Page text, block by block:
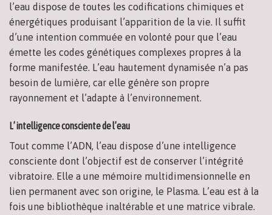
l’eau dispose de toutes les codifications chimiques et
énergétiques produisant l’apparition de la vie. Il suffit
d’une intention commuée en volonté pour que l’eau
émette les codes génétiques complexes propres à la
forme manifestée. L’eau hautement dynamisée n’a pas
besoin de lumière, car elle génère son propre
rayonnement et l’adapte à l’environnement.
L’ intelligence consciente de l’eau
Tout comme l’ADN, l’eau dispose d’une intelligence
consciente dont l’objectif est de conserver l’intégrité
vibratoire. Elle a une mémoire multidimensionnelle en
lien permanent avec son origine, le Plasma. L’eau est à la
fois une bibliothèque inaltérable et une matrice vibrale.